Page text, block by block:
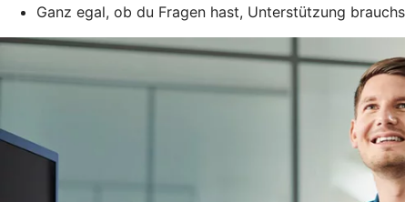
Ganz egal, ob du Fragen hast, Unterstützung